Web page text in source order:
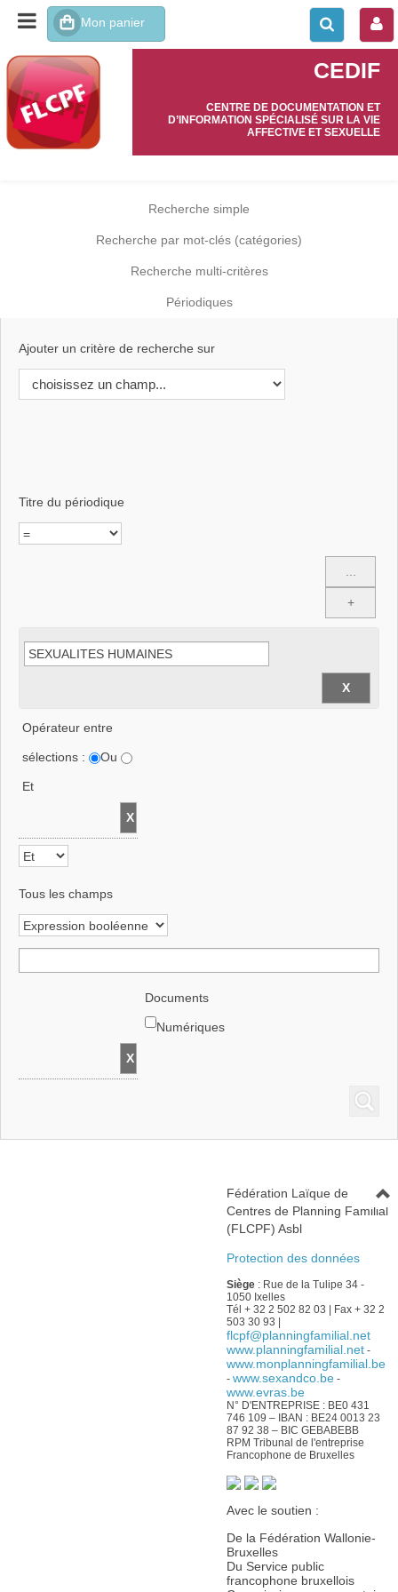
CEDIF
CENTRE DE DOCUMENTATION ET
D’INFORMATION SPÉCIALISÉ SUR LA VIE
AFFECTIVE ET SEXUELLE
Recherche simple
Recherche par mot-clés (catégories)
Recherche multi-critères
Périodiques
Ajouter un critère de recherche sur
Titre du périodique
Opérateur entre
sélections : Ou
Et
Tous les champs
Documents
Numériques
Fédération Laïque de
Centres de Planning Familial
(FLCPF) Asbl
Protection des données
Siège: Rue de la Tulipe 34 -
1050 Ixelles
Tél + 32 2 502 82 03 | Fax + 32 2
503 30 93 |
flcpf@planningfamilial.net
www.planningfamilial.net-
www.monplanningfamilial.be
- www.sexandco.be-
www.evras.be
N° D'ENTREPRISE : BE0 431
746 109 – IBAN : BE24 0013 23
87 92 38 – BIC GEBABEBB
RPM Tribunal de l'entreprise
Francophone de Bruxelles
Avec le soutien :
De la Fédération Wallonie-
Bruxelles
Du Service public
francophone bruxellois